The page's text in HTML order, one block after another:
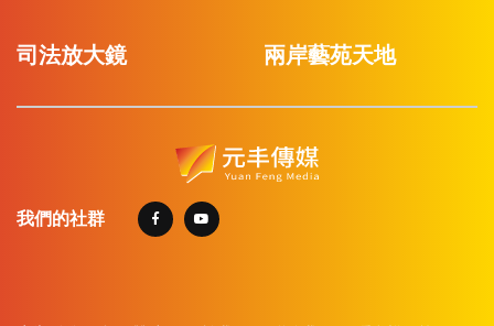
司法放大鏡 兩岸藝苑天地
我們的社群